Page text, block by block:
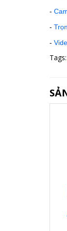
-
-
-
Tags: